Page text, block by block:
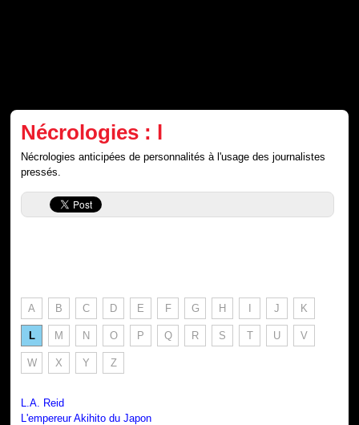
Nécrologies : l
Nécrologies anticipées de personnalités à l'usage des journalistes
pressés.
A B C D E F G H I J K
L M N O P Q R S T U V
W X Y Z
L.A. Reid
L'empereur Akihito du Japon